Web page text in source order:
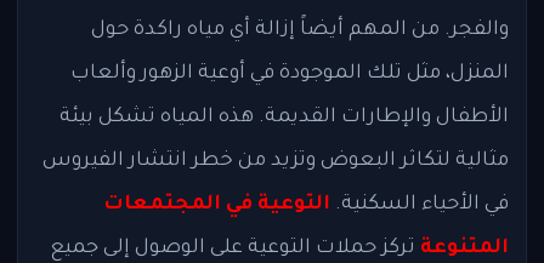
والفجر. من المهم أيضاً إزالة أي مياه راكدة حول
المنزل، مثل تلك الموجودة في أوعية الزهور وألعاب
الأطفال والإطارات القديمة. هذه المياه تشكل بيئة
مثالية لتكاثر البعوض وتزيد من خطر انتشار الفيروس
في الأحياء السكنية. التوعية في المجتمعات
المتنوعة تركز حملات التوعية على الوصول إلى جميع